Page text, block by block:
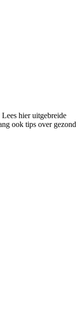
hier uitgebreide
ook tips over gezond